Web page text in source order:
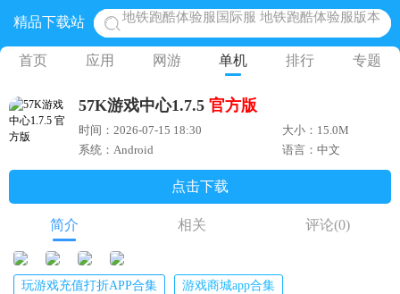
精品下载站
网易光遇手游正版 点亮星空共庆周年
黎明觉醒生机腾讯正版 黎明觉醒生机国际服
蛋仔派对下载 蛋仔派对体验服
奥特曼王者传奇 正版奥特曼游戏
地铁跑酷体验服国际服 地铁跑酷体验服版本
首页 应用 网游 单机 排行 专题
57K游戏中心1.7.5 官方版
时间：2026-07-15 18:30
大小：15.0M
系统：Android
语言：中文
点击下载
简介 相关 评论(0)
玩游戏充值打折APP合集 游戏商城app合集